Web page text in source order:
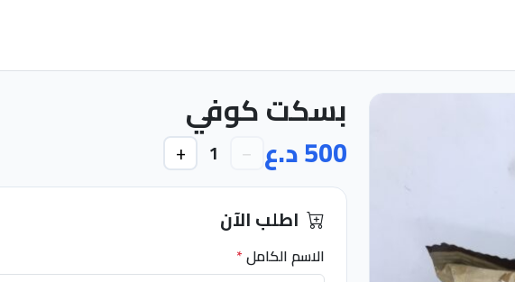
بسكت كوفي
500 د.ع −
1
+
اطلب الآن
الاسم الكامل*